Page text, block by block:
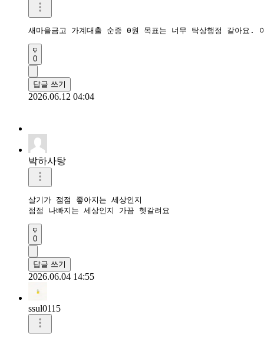
새마을금고 가계대출 순증 0원 목표는 너무 탁상행정 같아요.
0
답글 쓰기
2026.06.12 04:04
박하사탕
살기가 점점 좋아지는 세상인지
점점 나빠지는 세상인지 가끔 헷갈려요
0
답글 쓰기
2026.06.04 14:55
ssul0115